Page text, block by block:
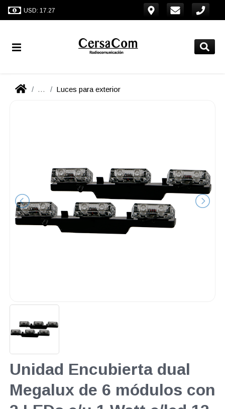
USD: 17.27
... Luces para exterior
Unidad Encubierta dual
Megalux de 6 módulos con